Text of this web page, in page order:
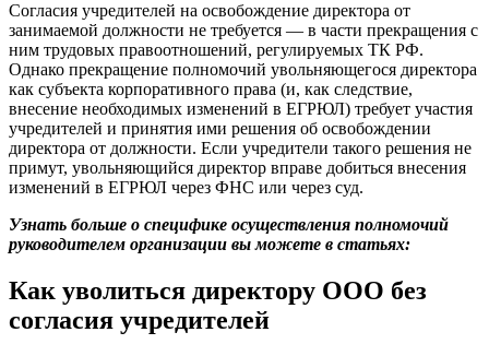
Согласия учредителей на освобождение директора от
занимаемой должности не требуется — в части прекращения с
ним трудовых правоотношений, регулируемых ТК РФ.
Однако прекращение полномочий увольняющегося директора
как субъекта корпоративного права (и, как следствие,
внесение необходимых изменений в ЕГРЮЛ) требует участия
учредителей и принятия ими решения об освобождении
директора от должности. Если учредители такого решения не
примут, увольняющийся директор вправе добиться внесения
изменений в ЕГРЮЛ через ФНС или через суд.
Узнать больше о специфике осуществления полномочий
руководителем организации вы можете в статьях:
Как уволиться директору ООО без
согласия учредителей